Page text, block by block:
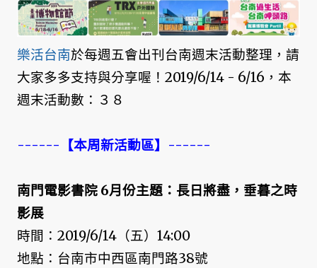
樂活台南於每週五會出刊台南週末活動整理，請
大家多多支持與分享喔！2019/6/14 - 6/16，本
週末活動數：３８
------【本周新活動區】------
南門電影書院 6月份主題：長日將盡，垂暮之時
影展
時間：2019/6/14（五）14:00
地點：台南市中西區南門路38號